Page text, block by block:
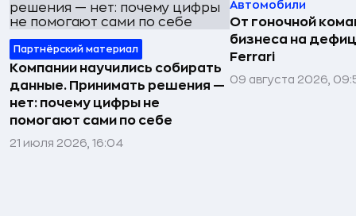
Партнёрский материал
Компании научились собирать
данные. Принимать решения —
нет: почему цифры не
помогают сами по себе
21 июля 2026, 16:04
Автомобили
От гоночной
бизнеса на
Ferrari
09 августа 2026,